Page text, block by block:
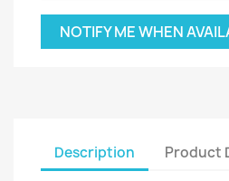
NOTIFY ME WHEN
Description Product